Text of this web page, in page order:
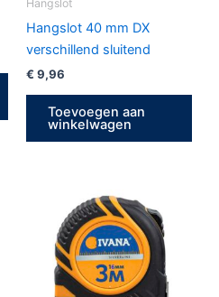
Hangslot
Hangslot 40 mm DX
verschillend sluitend
€ 9,96
Toevoegen aan
winkelwagen
meerdere